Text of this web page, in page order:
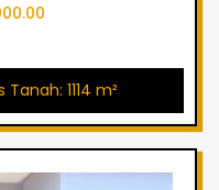
Tanah: 1114 m²